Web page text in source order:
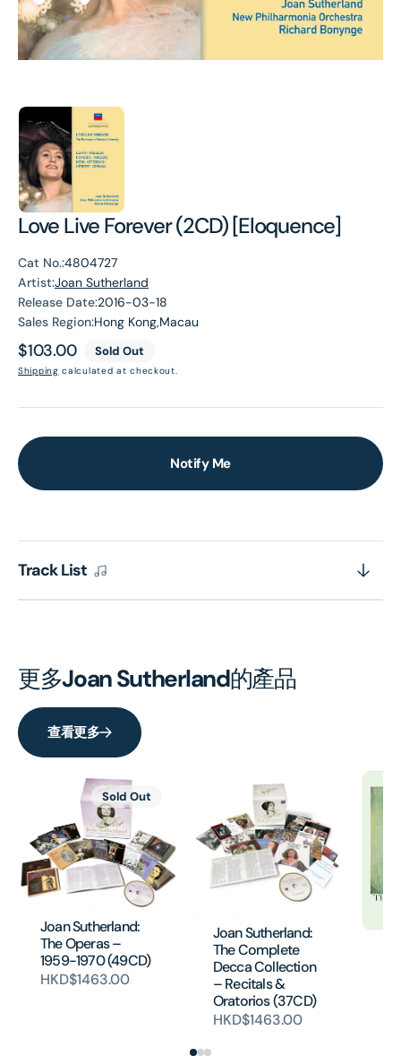
Love Live Forever (2CD) [Eloquence]
Cat No.:4804727
Artist:Joan Sutherland
Release Date:2016-03-18
Sales Region:Hong Kong,Macau
Regular
price
$103.00 Sold Out
Shipping calculated at checkout.
Notify Me
Track List
更多Joan Sutherland的產品
查看更多
Joan Sutherland:
The Operas –
1959-1970 (49CD)
HKD$1463.00
Sold Out
Joan Sutherland:
The Complete
Decca Collection
– Recitals &
Oratorios (37CD)
HKD$1463.00